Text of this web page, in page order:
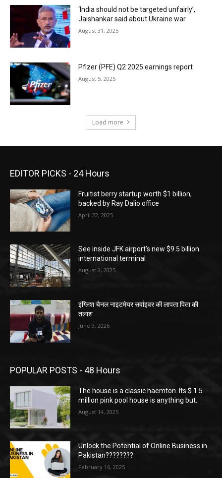
‘India should not be targeted unfairly’,
Jaishankar said about Ukraine war
August 31, 2025
Pfizer (PFE) Q2 2025 earnings report
August 5, 2025
Load more
EDITOR PICKS - 24 Hours
Fruitist berry startup worth $1 billion,
backed by Ray Dalio office
April 22, 2025
See inside JFK airport’s new $9.5 billion
international terminal
August 2, 2025
इंग्लिश चैनल नाइटमेयर सर्वाइवर की लापता पिता की
तलाश
June 9, 2026
POPULAR POSTS - 48 Hours
The house is a classic haemton. Its $ 1.5
million pink pool house is anything but.
August 14, 2025
Unlock the Potential of Online Business in
Pakistan????????
February 16, 2025